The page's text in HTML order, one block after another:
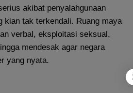
akibat penyalahgunaan
kian tak terkendali. Ruang maya
verbal, eksploitasi seksual,
mendesak agar negara
yang nyata.